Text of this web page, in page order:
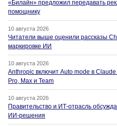
«Билайн» предложил передавать
помощнику
10 августа 2026
Читатели выше оценили рассказы
маркировке ИИ
10 августа 2026
Anthropic включит Auto mode в
Pro, Max и Team
10 августа 2026
Правительство и ИТ-отрасль
ИИ-решения